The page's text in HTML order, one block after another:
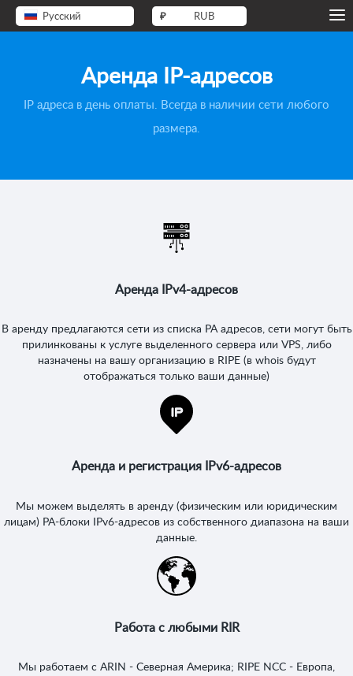
Русский ₽ RUB
Аренда IP-адресов
IP адреса в день оплаты. Всегда в наличии сети любого
размера.
Аренда IPv4-адресов
В аренду предлагаются сети из списка PA адресов, сети могут быть
прилинкованы к услуге выделенного сервера или VPS, либо
назначены на вашу организацию в RIPE (в whois будут
отображаться только ваши данные)
Аренда и регистрация IPv6-адресов
Мы можем выделять в аренду (физическим или юридическим
лицам) PA-блоки IPv6-адресов из собственного диапазона на ваши
данные.
Работа с любыми RIR
Мы работаем с ARIN - Северная Америка; RIPE NCC - Европа,